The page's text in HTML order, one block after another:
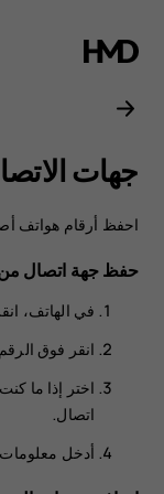
دليل
مستخدم
هاتف
Nokia
8.1
جهات
احفظ أرقام هواتف
حفظ جهة اتصال
في الهاتف،
انقر فوق
اختر إذا ما
اتصال.
أدخل معلومات